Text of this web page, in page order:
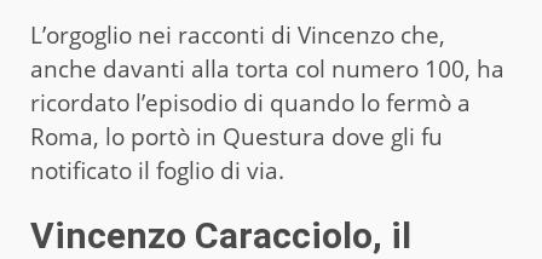
L’orgoglio nei racconti di Vincenzo che,
anche davanti alla torta col numero 100, ha
ricordato l’episodio di quando lo fermò a
Roma, lo portò in Questura dove gli fu
notificato il foglio di via.
Vincenzo Caracciolo, il